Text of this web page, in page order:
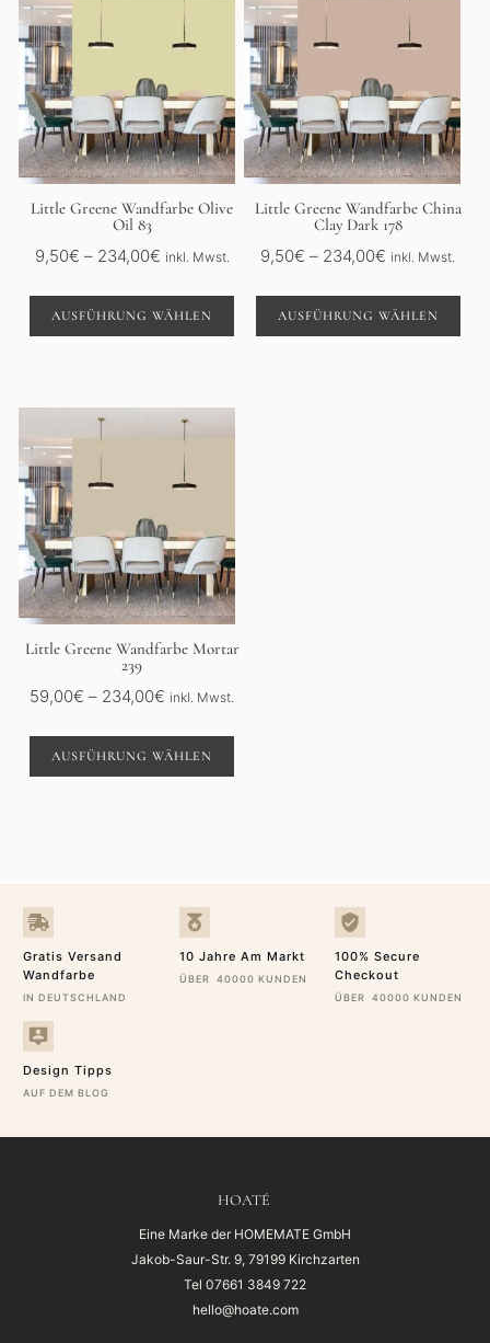
Little Greene Wandfarbe Olive
Oil 83
9,50€ – 234,00€Preisspanne:
bis
234,00€
inkl. Mwst.
AUSFÜHRUNG WÄHLEN
mehrere
auf.
Optionen
können
auf
der
Produktseite
gewählt
Little Greene Wandfarbe China
Clay Dark 178
9,50€ – 234,00€ Preisspanne:
bis
234,00€
inkl. Mwst.
AUSFÜHRUNG WÄHLEN
mehrere
auf.
Optionen
können
auf
der
Produktseite
gewählt
Little Greene Wandfarbe Mortar
239
59,00€ – 234,00€ Preisspanne:
bis
234,00€
inkl. Mwst.
AUSFÜHRUNG WÄHLEN
mehrere
auf.
Optionen
können
auf
der
Produktseite
gewählt
Gratis Versand
Wandfarbe
IN DEUTSCHLAND
10 Jahre Am Markt
ÜBER 40000 KUNDEN
100% Secure
Checkout
ÜBER 40000 KUNDEN
Design Tipps
AUF DEM BLOG
HOATÉ
Eine Marke der HOMEMATE GmbH
Jakob-Saur-Str. 9, 79199 Kirchzarten
Tel 07661 3849 722
hello@hoate.com